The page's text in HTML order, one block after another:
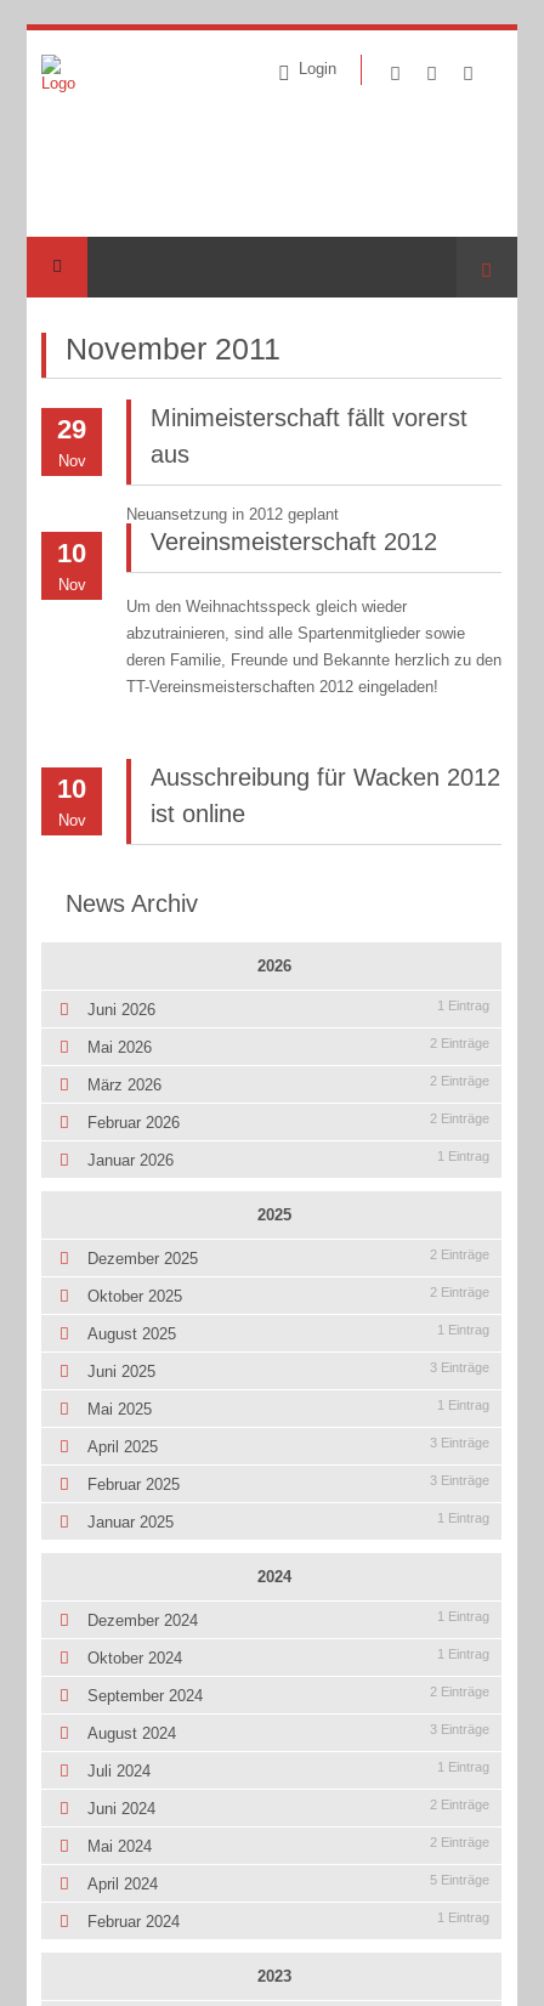
Login
Suche
November 2011
29
Nov
Minimeisterschaft fällt vorerst
aus
Neuansetzung in 2012 geplant
10
Nov
Vereinsmeisterschaft 2012
Um den Weihnachtsspeck gleich wieder
abzutrainieren, sind alle Spartenmitglieder sowie
deren Familie, Freunde und Bekannte herzlich zu den
TT-Vereinsmeisterschaften 2012 eingeladen!
10
Nov
Ausschreibung für Wacken 2012
ist online
News Archiv
2026
Juni 2026 1 Eintrag
Mai 2026 2 Einträge
März 2026 2 Einträge
Februar 2026 2 Einträge
Januar 2026 1 Eintrag
2025
Dezember 2025 2 Einträge
Oktober 2025 2 Einträge
August 2025 1 Eintrag
Juni 2025 3 Einträge
Mai 2025 1 Eintrag
April 2025 3 Einträge
Februar 2025 3 Einträge
Januar 2025 1 Eintrag
2024
Dezember 2024 1 Eintrag
Oktober 2024 1 Eintrag
September 2024 2 Einträge
August 2024 3 Einträge
Juli 2024 1 Eintrag
Juni 2024 2 Einträge
Mai 2024 2 Einträge
April 2024 5 Einträge
Februar 2024 1 Eintrag
2023